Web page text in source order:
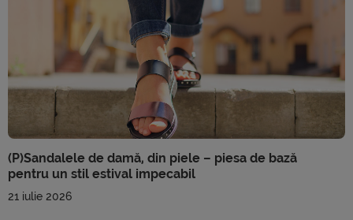
(P)Sandalele de damă, din piele – piesa de bază
pentru un stil estival impecabil
21 iulie 2026